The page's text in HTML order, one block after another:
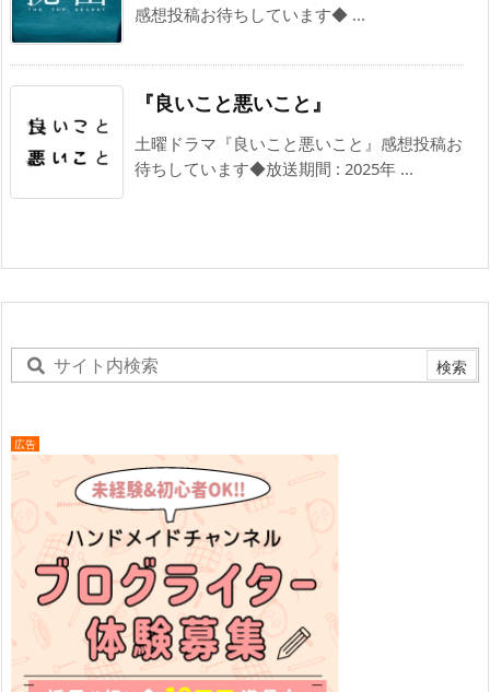
感想投稿お待ちしています◆ ...
『良いこと悪いこと』
土曜ドラマ『良いこと悪いこと』感想投稿お
待ちしています◆放送期間 : 2025年 ...
広告